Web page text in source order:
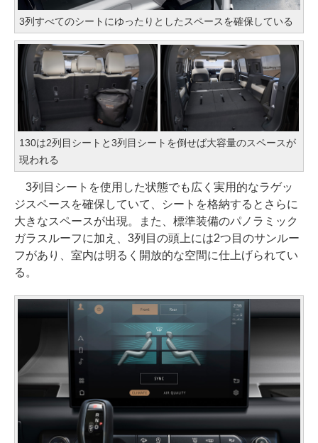
3列すべてのシートにゆったりとしたスペースを確保している
130は2列目シートと3列目シートを倒せば大容量のスペースが
現われる
3列目シートを使用した状態でも広く実用的なラゲッ
ジスペースを確保していて、シートを格納するとさらに
大きなスペースが出現。また、標準装備のパノラミック
ガラスルーフに加え、3列目の頭上には2つ目のサンルー
フがあり、室内は明るく開放的な空間に仕上げられてい
る。